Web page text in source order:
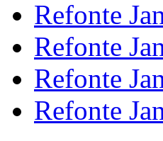
Refonte
Refonte
Refonte
Refonte